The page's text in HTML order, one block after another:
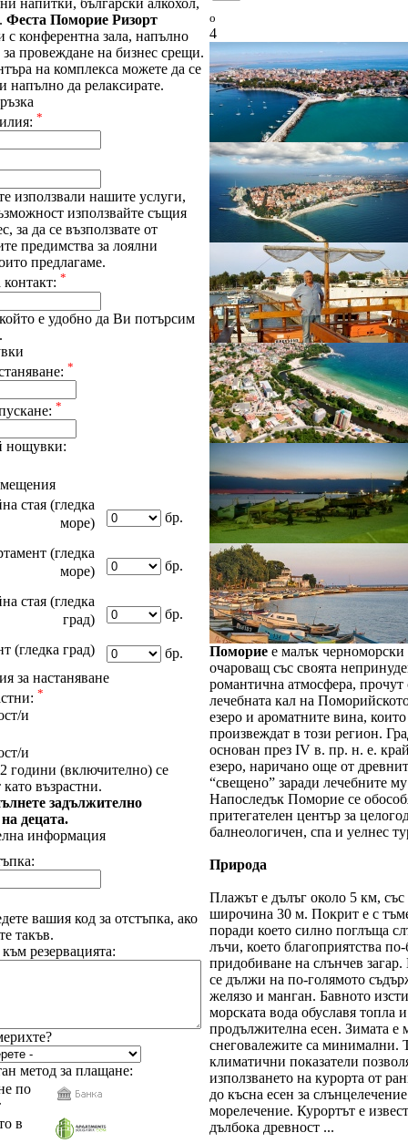
Феста Поморие Ризорт
с конферентна зала, напълно
провеждане на бизнес срещи.
на комплекса можете да се
напълно да релаксирате.
*
използвали нашите услуги,
използвайте същия
за да се възползвате от
предимства за лоялни
предлагаме.
*
е удобно да Ви потърсим
*
*
нощувки:
стая (гледка
море)
бр.
(гледка
море)
бр.
стая (гледка
град)
бр.
(гледка град)
бр.
за настаняване
*
и
и
години (включително) се
като възрастни.
задължително
децата.
информация
вашия код за отстъпка, ако
такъв.
резервацията:
метод за плащане:
по
в
o
4
Поморие е малък черноморски
очароващ със своята
романтична атмосфера, прочут
лечебната кал на
езеро и ароматните вина, които
произвеждат в този регион.
основан през IV в. пр. н. е.
езеро, наричано още от
“свещено” заради лечебните
Напоследък Поморие се
притегателен център за
балнеологичен, спа и уелнес
Природа
Плажът е дълъг около 5 км, със
широчина 30 м. Покрит е с
поради което силно поглъща
лъчи, което благоприятства по-
придобиване на слънчев
се дължи на по-голямото
желязо и манган. Бавното
морската вода обуславя топла и
продължителна есен. Зимата е
снеговалежите са минимални.
климатични показатели
използването на курорта от
до късна есен за
морелечение. Курортът е
дълбока древност ...